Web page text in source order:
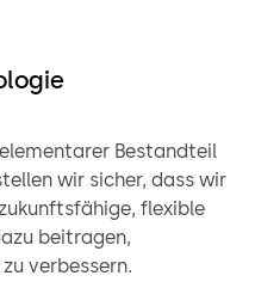
Bestandteil
wir sicher, dass wir
flexible
beitragen,
verbessern.